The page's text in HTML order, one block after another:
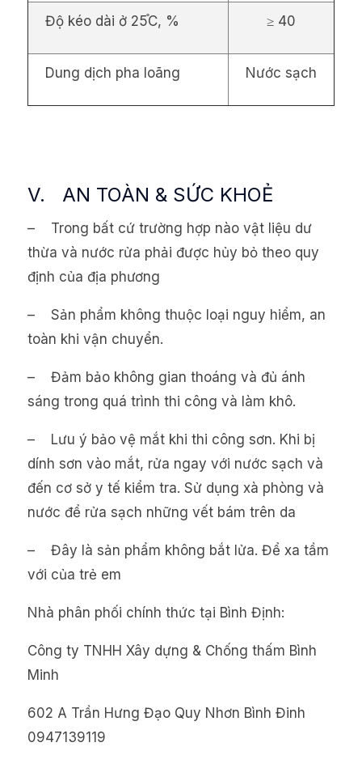
Độ kéo dài ở 25֯C, % ≥ 40
Dung dịch pha loãng Nước sạch
V. AN TOÀN & SỨC KHOẺ
– Trong bất cứ trường hợp nào vật liệu dư
thừa và nước rửa phải được hủy bỏ theo quy
định của địa phương
– Sản phẩm không thuộc loại nguy hiểm, an
toàn khi vận chuyển.
– Đảm bảo không gian thoáng và đủ ánh
sáng trong quá trình thi công và làm khô.
– Lưu ý bảo vệ mắt khi thi công sơn. Khi bị
dính sơn vào mắt, rửa ngay với nước sạch và
đến cơ sở y tế kiểm tra. Sử dụng xà phòng và
nước để rửa sạch những vết bám trên da
– Đây là sản phẩm không bắt lửa. Để xa tầm
với của trẻ em
Nhà phân phối chính thức tại Bình Định:
Công ty TNHH Xây dựng & Chống thấm Bình
Minh
602 A Trần Hưng Đạo Quy Nhơn Bình Đinh
0947139119